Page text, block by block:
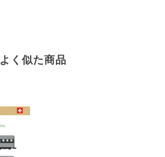
よく似た商品